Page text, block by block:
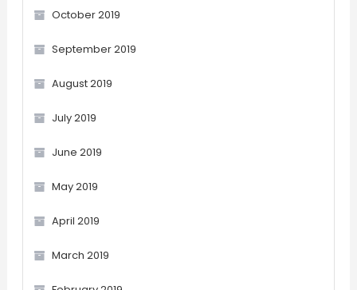
October 2019
September 2019
August 2019
July 2019
June 2019
May 2019
April 2019
March 2019